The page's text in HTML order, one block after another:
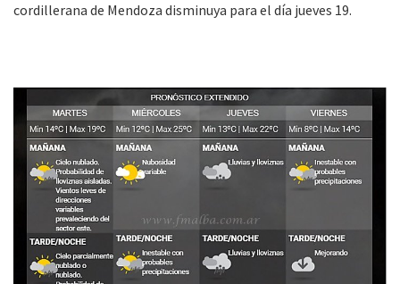
cordillerana de Mendoza disminuya para el día jueves 19.